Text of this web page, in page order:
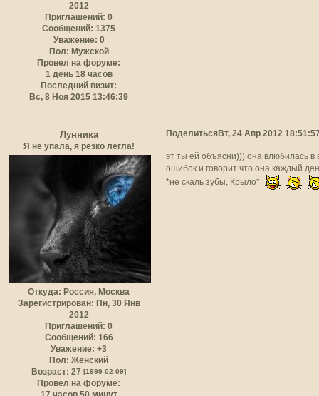
2012
Приглашений: 0
Сообщений: 1375
Уважение: 0
Пол: Мужской
Провел на форуме:
1 день 18 часов
Последний визит:
Вс, 8 Ноя 2015 13:46:39
Поделиться Вт, 24 Апр 2012
Лунника
Я не упала, я резко легла!
Откуда: Россия, Москва
Зарегистрирован: Пн, 30 Янв
2012
Приглашений: 0
Сообщений: 166
Уважение: +3
Пол: Женский
Возраст: 27[1999-02-09]
Провел на форуме:
эт ты ей объясни))) она влюбилась в
ошибок и говорит что она каждый
*не скаль зубы, Крыло*